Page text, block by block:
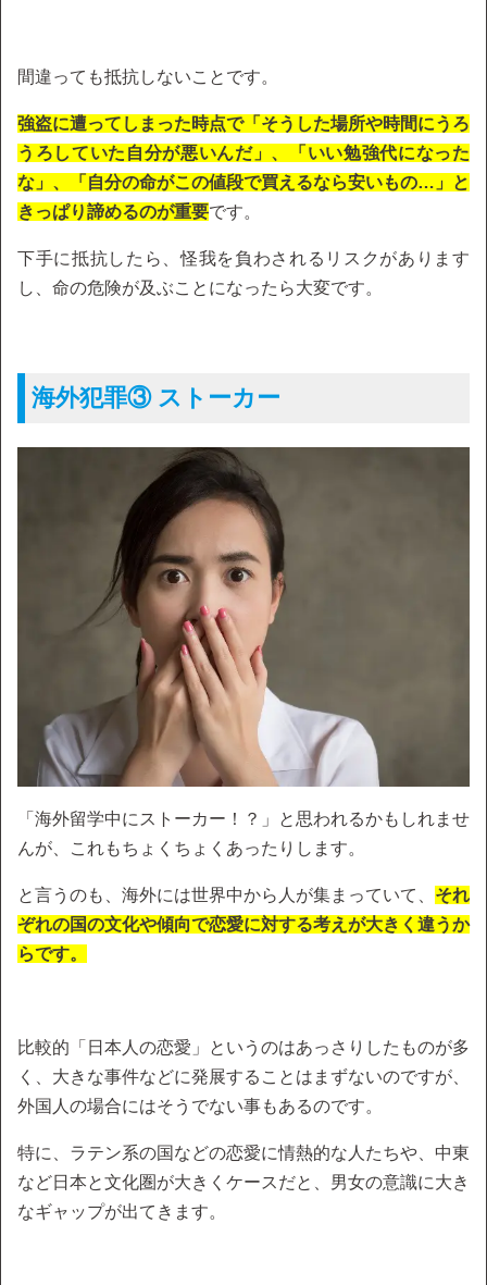
間違っても抵抗しないことです。
強盗に遭ってしまった時点で「そうした場所や時間にうろ
うろしていた自分が悪いんだ」、「いい勉強代になった
な」、「自分の命がこの値段で買えるなら安いもの…」と
きっぱり諦めるのが重要です。
下手に抵抗したら、怪我を負わされるリスクがあります
し、命の危険が及ぶことになったら大変です。
海外犯罪③ ストーカー
「海外留学中にストーカー！？」と思われるかもしれませ
んが、これもちょくちょくあったりします。
と言うのも、海外には世界中から人が集まっていて、 それ
ぞれの国の文化や傾向で恋愛に対する考えが大きく違うか
らです。
比較的「日本人の恋愛」というのはあっさりしたものが多
く、大きな事件などに発展することはまずないのですが、
外国人の場合にはそうでない事もあるのです。
特に、ラテン系の国などの恋愛に情熱的な人たちや、中東
など日本と文化圏が大きくケースだと、男女の意識に大き
なギャップが出てきます。